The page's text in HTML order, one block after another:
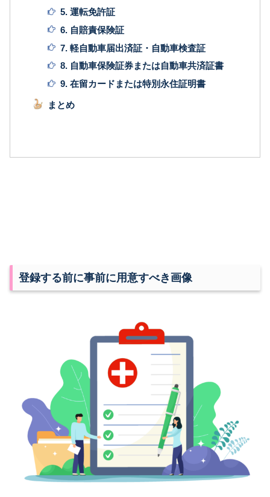
5. 運転免許証
6. 自賠責保険証
7. 軽自動車届出済証・自動車検査証
8. 自動車保険証券または自動車共済証書
9. 在留カードまたは特別永住証明書
まとめ
登録する前に事前に用意すべき画像